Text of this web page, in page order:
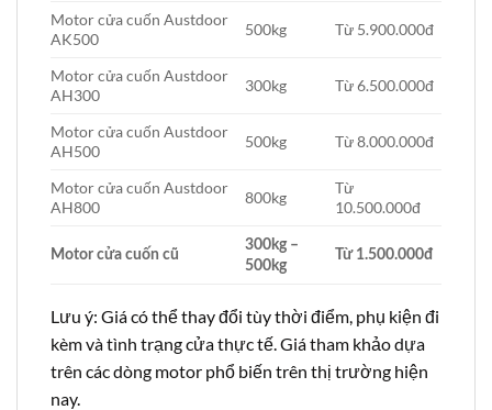
Motor cửa cuốn Austdoor
AK500
500kg Từ 5.900.000đ
Motor cửa cuốn Austdoor
AH300
300kg Từ 6.500.000đ
Motor cửa cuốn Austdoor
AH500
500kg Từ 8.000.000đ
Motor cửa cuốn Austdoor
AH800
800kg
Từ
10.500.000đ
Motor cửa cuốn cũ
300kg –
500kg
Từ 1.500.000đ
Lưu ý: Giá có thể thay đổi tùy thời điểm, phụ kiện đi
kèm và tình trạng cửa thực tế. Giá tham khảo dựa
trên các dòng motor phổ biến trên thị trường hiện
nay.